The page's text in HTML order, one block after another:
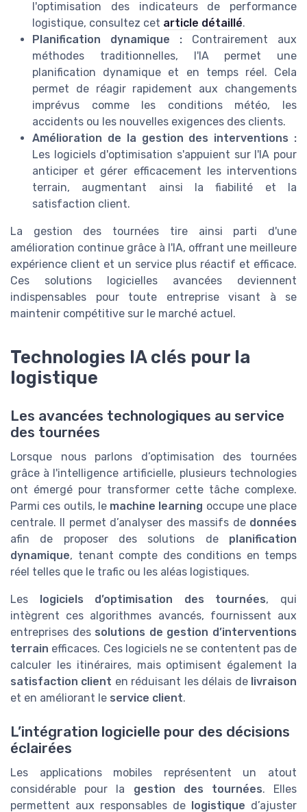
l'optimisation des indicateurs de performance
logistique, consultez cet article détaillé.
Planification dynamique : Contrairement aux
méthodes traditionnelles, l'IA permet une
planification dynamique et en temps réel. Cela
permet de réagir rapidement aux changements
imprévus comme les conditions météo, les
accidents ou les nouvelles exigences des clients.
Amélioration de la gestion des interventions :
Les logiciels d'optimisation s'appuient sur l'IA pour
anticiper et gérer efficacement les interventions
terrain, augmentant ainsi la fiabilité et la
satisfaction client.
La gestion des tournées tire ainsi parti d'une
amélioration continue grâce à l'IA, offrant une meilleure
expérience client et un service plus réactif et efficace.
Ces solutions logicielles avancées deviennent
indispensables pour toute entreprise visant à se
maintenir compétitive sur le marché actuel.
Technologies IA clés pour la
logistique
Les avancées technologiques au service
des tournées
Lorsque nous parlons d’optimisation des tournées
grâce à l'intelligence artificielle, plusieurs technologies
ont émergé pour transformer cette tâche complexe.
Parmi ces outils, le machine learning occupe une place
centrale. Il permet d’analyser des massifs de données
afin de proposer des solutions de planification
dynamique, tenant compte des conditions en temps
réel telles que le trafic ou les aléas logistiques.
Les logiciels d’optimisation des tournées, qui
intègrent ces algorithmes avancés, fournissent aux
entreprises des solutions de gestion d’interventions
terrain efficaces. Ces logiciels ne se contentent pas de
calculer les itinéraires, mais optimisent également la
satisfaction client en réduisant les délais de livraison
et en améliorant le service client.
L’intégration logicielle pour des décisions
éclairées
Les applications mobiles représentent un atout
considérable pour la gestion des tournées. Elles
permettent aux responsables de logistique d’ajuster